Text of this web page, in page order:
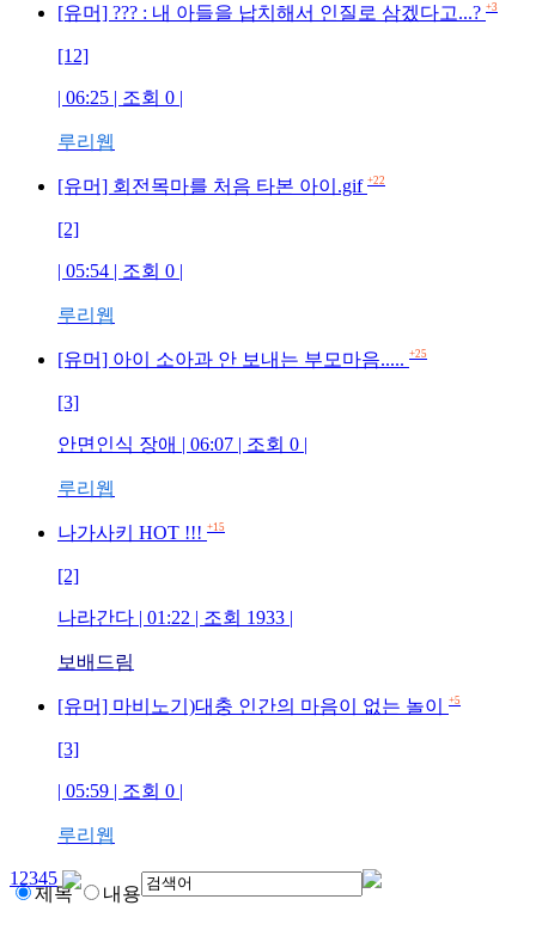
[유머] ??? : 내 아들을 납치해서 인질로 삼겠다고...? +3
[12]
| 06:25 | 조회 0 |
루리웹
[유머] 회전목마를 처음 타본 아이.gif +22
[2]
| 05:54 | 조회 0 |
루리웹
[유머] 아이 소아과 안 보내는 부모마음..... +25
[3]
안면인식 장애 | 06:07 | 조회 0 |
루리웹
나가사키 HOT !!! +15
[2]
나라간다 | 01:22 | 조회 1933 |
보배드림
[유머] 마비노기)대충 인간의 마음이 없는 놀이 +5
[3]
| 05:59 | 조회 0 |
루리웹
1 2345
제목 내용